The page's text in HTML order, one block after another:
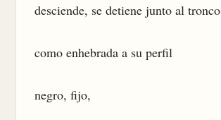
desciende, se detiene junto al tronco
como enhebrada a su perfil
negro, fijo,